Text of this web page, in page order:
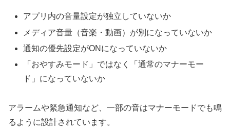
アプリ内の音量設定が独立していないか
メディア音量（音楽・動画）が別になっていないか
通知の優先設定がONになっていないか
「おやすみモード」ではなく「通常のマナーモー
ド」になっていないか
アラームや緊急通知など、一部の音はマナーモードでも鳴
るように設計されています。